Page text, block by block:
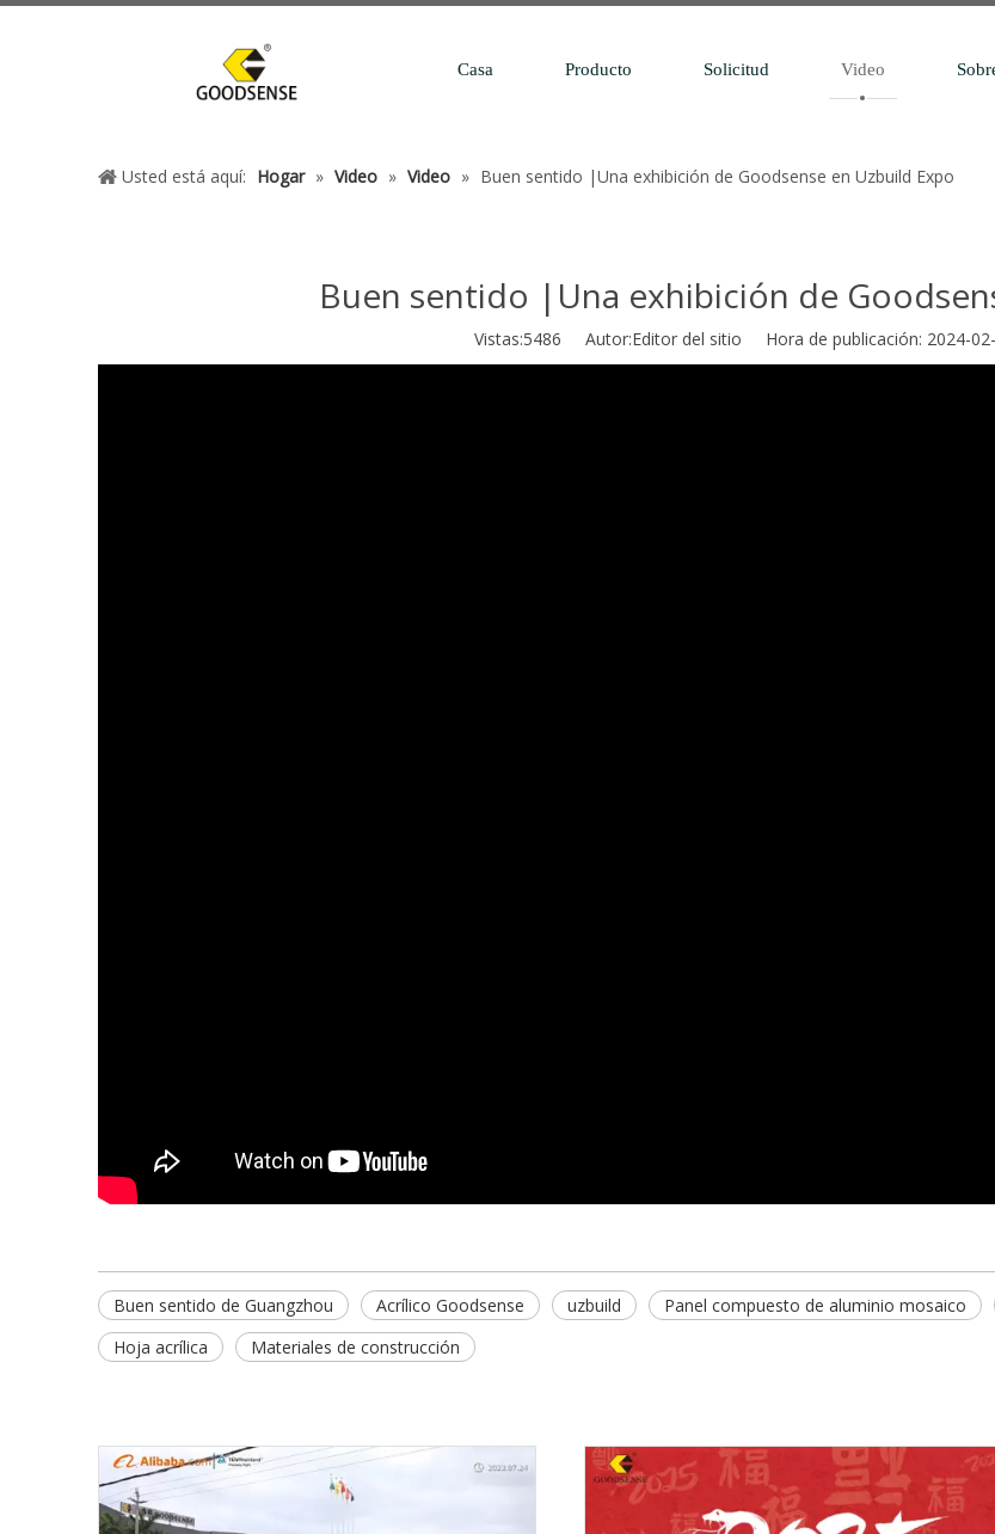
Casa Producto Solicitud Video
Usted está aquí: Hogar » Video » Video » Buen sentido |Una exhibición de Goodsense en Uzbuild Expo
Buen sentido |Una exhibición de
Vistas:5486 Autor:Editor del sitio Hora de publicación: 2024-
Buen sentido de Guangzhou Acrílico Goodsense uzbuild Panel compuesto de aluminio mosaico
Hoja acrílica
Materiales de construcción